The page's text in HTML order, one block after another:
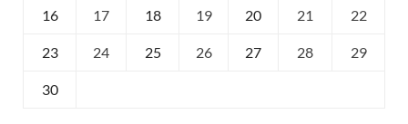
16 17 18 19 20 21 22
23 24 25 26 27 28 29
30